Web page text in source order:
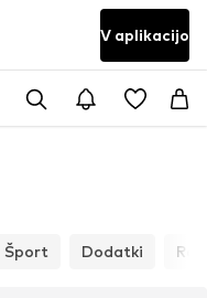
V aplikacijo
Šport Dodatki